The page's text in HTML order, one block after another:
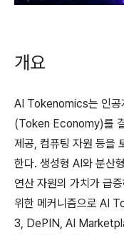
개요
AI Tokenomics는 인공
(Token Economy)를
제공, 컴퓨팅 자원 등을
한다. 생성형 AI와 분산
연산 자원의 가치가 급
위한 메커니즘으로 AI
3, DePIN, AI